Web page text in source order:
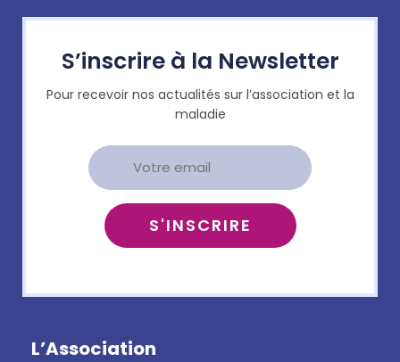
S’inscrire à la Newsletter
Pour recevoir nos actualités sur l’association et la
maladie
L’Association